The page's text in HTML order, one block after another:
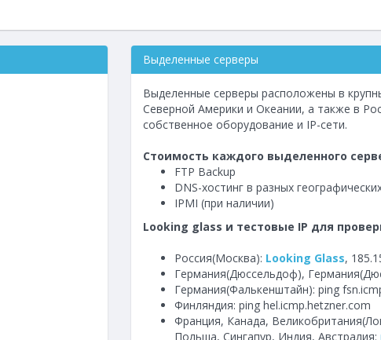
Выделенные серверы
Выделенные серверы расположены в
Северной Америки и Океании, а также в
собственное оборудование и IP-сети.
Стоимость каждого выделенного
FTP Backup
DNS-хостинг в разных
IPMI (при наличии)
Looking glass и тестовые IP для
Россия(Москва): Looking Glass,
Германия(Дюссельдоф),
Германия(Фалькенштайн): ping
Финляндия: ping hel.icmp.hetzner.com
Франция, Канада,
Польша, Сингапур, Индия, Австралия: